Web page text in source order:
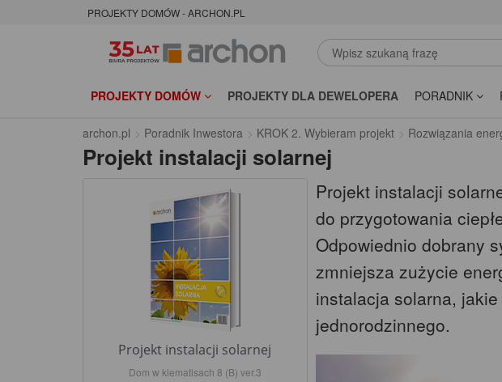
PROJEKTY DOMÓW - ARCHON.PL
PROJEKTY DOMÓW PROJEKTY DLA DEWELOPERA PORADNIK
archon.pl Poradnik Inwestora KROK 2. Wybieram projekt Rozwiązania
Projekt instalacji solarnej
Projekt instalacji
do przygotowania
Odpowiednio dobrany
zmniejsza zużycie
instalacja solarna,
jednorodzinnego.
Projekt instalacji solarnej
Dom w klematisach 8 (B) ver.3